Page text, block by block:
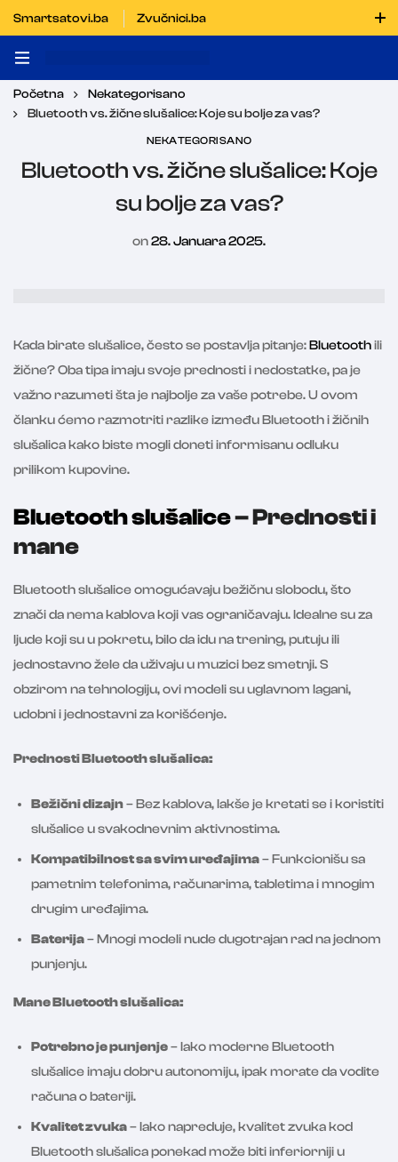
Smartsatovi.ba
Zvučnici.ba
Početna
Nekategorisano
Bluetooth vs. žične slušalice: Koje su bolje za vas?
NEKATEGORISANO
Bluetooth vs. žične slušalice: Koje
su bolje za vas?
on28. Januara 2025.
Kada birate slušalice, često se postavlja pitanje:Bluetoothili
žične? Oba tipa imaju svoje prednosti i nedostatke, pa je
važno razumeti šta je najbolje za vaše potrebe. U ovom
članku ćemo razmotriti razlike između Bluetooth i žičnih
slušalica kako biste mogli doneti informisanu odluku
prilikom kupovine.
Bluetooth slušalice– Prednosti i
mane
Bluetooth slušalice omogućavaju bežičnu slobodu, što
znači da nema kablova koji vas ograničavaju. Idealne su za
ljude koji su u pokretu, bilo da idu na trening, putuju ili
jednostavno žele da uživaju u muzici bez smetnji. S
obzirom na tehnologiju, ovi modeli su uglavnom lagani,
udobni i jednostavni za korišćenje.
Prednosti Bluetooth slušalica:
Bežični dizajn– Bez kablova, lakše je kretati se i koristiti
slušalice u svakodnevnim aktivnostima.
Kompatibilnost sa svim uređajima– Funkcionišu sa
pametnim telefonima, računarima, tabletima i mnogim
drugim uređajima.
Baterija– Mnogi modeli nude dugotrajan rad na jednom
punjenju.
Mane Bluetooth slušalica:
Potrebno je punjenje– Iako moderne Bluetooth
slušalice imaju dobru autonomiju, ipak morate da vodite
računa o bateriji.
Kvalitet zvuka– Iako napreduje, kvalitet zvuka kod
Bluetooth slušalica ponekad može biti inferiorniji u